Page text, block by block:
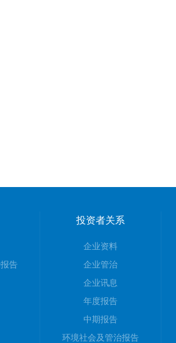
告
投资者关系
企业资料
企业管治
企业讯息
年度报告
中期报告
环境社会及管治报告